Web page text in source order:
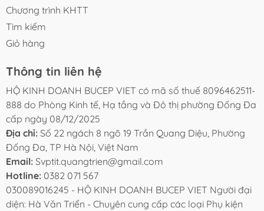
Chương trình KHTT
Tìm kiếm
Giỏ hàng
Thông tin liên hệ
HỘ KINH DOANH BUCEP VIET có mã số thuế 8096462511-
888 do Phòng Kinh tế, Hạ tầng và Đô thị phường Đống Đa
cấp ngày 08/12/2025
Địa chỉ: Số 22 ngách 8 ngõ 19 Trần Quang Diệu, Phường
Đống Đa, TP Hà Nội, Việt Nam
Email: Svptit.quangtrien@gmail.com
Hotline: 0382 071 567
030089016245 - HỘ KINH DOANH BUCEP VIET Người đại
diện: Hà Văn Triển - Chuyên cung cấp các loại Phụ kiện